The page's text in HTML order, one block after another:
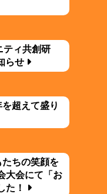
ティ共創研
らせ
超えて盛り
たちの笑顔を
大会にて「お
た！